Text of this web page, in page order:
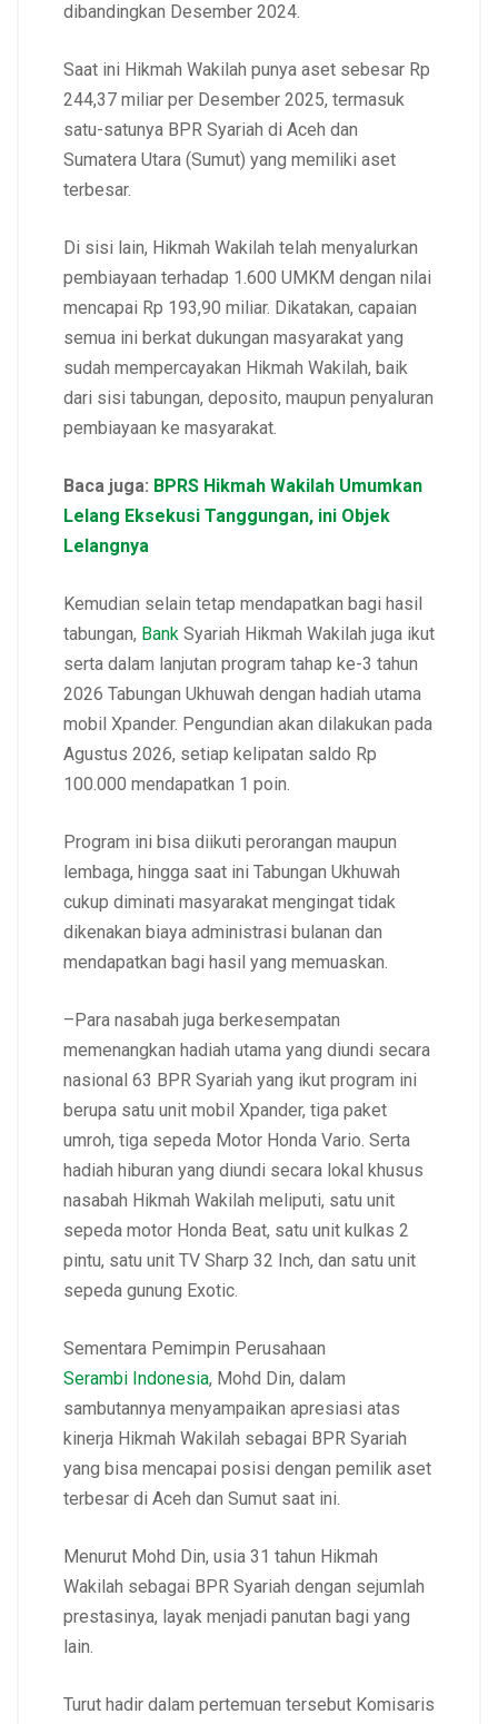
dibandingkan Desember 2024.
Saat ini Hikmah Wakilah punya aset sebesar Rp
244,37 miliar per Desember 2025, termasuk
satu-satunya BPR Syariah di Aceh dan
Sumatera Utara (Sumut) yang memiliki aset
terbesar.
Di sisi lain, Hikmah Wakilah telah menyalurkan
pembiayaan terhadap 1.600 UMKM dengan nilai
mencapai Rp 193,90 miliar. Dikatakan, capaian
semua ini berkat dukungan masyarakat yang
sudah mempercayakan Hikmah Wakilah, baik
dari sisi tabungan, deposito, maupun penyaluran
pembiayaan ke masyarakat.
Baca juga: BPRS Hikmah Wakilah Umumkan
Lelang Eksekusi Tanggungan, ini Objek
Lelangnya
Kemudian selain tetap mendapatkan bagi hasil
tabungan, Bank Syariah Hikmah Wakilah juga ikut
serta dalam lanjutan program tahap ke-3 tahun
2026 Tabungan Ukhuwah dengan hadiah utama
mobil Xpander. Pengundian akan dilakukan pada
Agustus 2026, setiap kelipatan saldo Rp
100.000 mendapatkan 1 poin.
Program ini bisa diikuti perorangan maupun
lembaga, hingga saat ini Tabungan Ukhuwah
cukup diminati masyarakat mengingat tidak
dikenakan biaya administrasi bulanan dan
mendapatkan bagi hasil yang memuaskan.
–Para nasabah juga berkesempatan
memenangkan hadiah utama yang diundi secara
nasional 63 BPR Syariah yang ikut program ini
berupa satu unit mobil Xpander, tiga paket
umroh, tiga sepeda Motor Honda Vario. Serta
hadiah hiburan yang diundi secara lokal khusus
nasabah Hikmah Wakilah meliputi, satu unit
sepeda motor Honda Beat, satu unit kulkas 2
pintu, satu unit TV Sharp 32 Inch, dan satu unit
sepeda gunung Exotic.
Sementara Pemimpin Perusahaan
Serambi Indonesia, Mohd Din, dalam
sambutannya menyampaikan apresiasi atas
kinerja Hikmah Wakilah sebagai BPR Syariah
yang bisa mencapai posisi dengan pemilik aset
terbesar di Aceh dan Sumut saat ini.
Menurut Mohd Din, usia 31 tahun Hikmah
Wakilah sebagai BPR Syariah dengan sejumlah
prestasinya, layak menjadi panutan bagi yang
lain.
Turut hadir dalam pertemuan tersebut Komisaris